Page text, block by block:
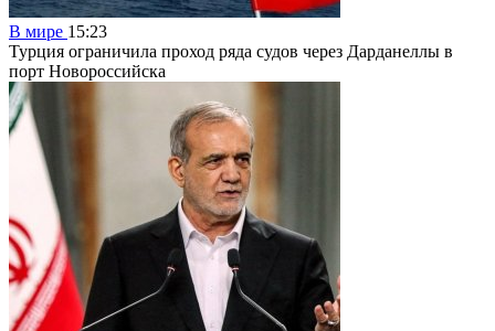
В мире 15:23
Турция ограничила проход ряда судов через Дарданеллы в
порт Новороссийска